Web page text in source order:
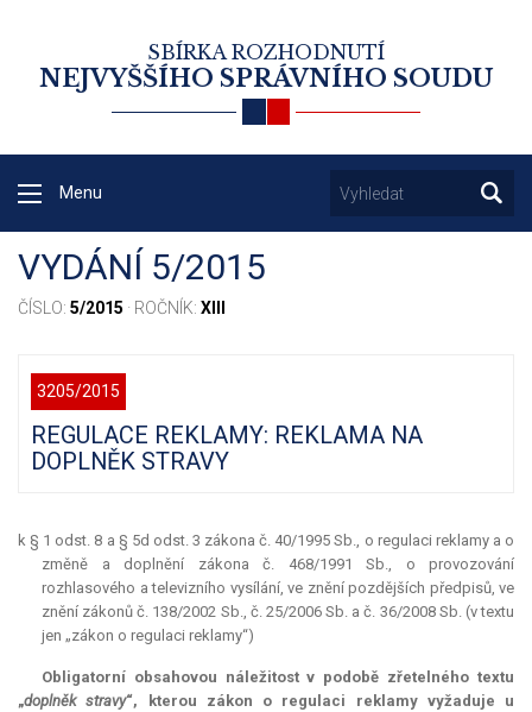
SBÍRKA ROZHODNUTÍ
NEJVYŠŠÍHO SPRÁVNÍHO SOUDU
Menu
VYDÁNÍ 5/2015
ČÍSLO: 5/2015 · ROČNÍK: XIII
3205/2015
REGULACE REKLAMY: REKLAMA NA
DOPLNĚK STRAVY
k § 1 odst. 8 a § 5d odst. 3 zákona č. 40/1995 Sb., o regulaci reklamy a o
změně a doplnění zákona č. 468/1991 Sb., o provozování
rozhlasového a televizního vysílání, ve znění pozdějších předpisů, ve
znění zákonů č. 138/2002 Sb., č. 25/2006 Sb. a č. 36/2008 Sb. (v textu
jen „zákon o regulaci reklamy“)
Obligatorní obsahovou náležitost v podobě zřetelného textu
„doplněk stravy“, kterou zákon o regulaci reklamy vyžaduje u